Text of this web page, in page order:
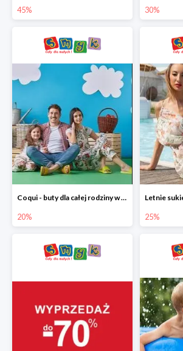
45% 30%
Coqui - buty dla całej rodziny w Smyku do -20%
20% 25%